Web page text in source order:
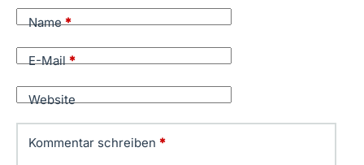
Name*
E-Mail*
Website
Kommentar schreiben *